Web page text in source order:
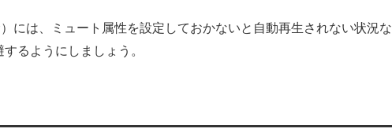
には、ミュート属性を設定しておかないと自動再生されない状況な
るようにしましょう。